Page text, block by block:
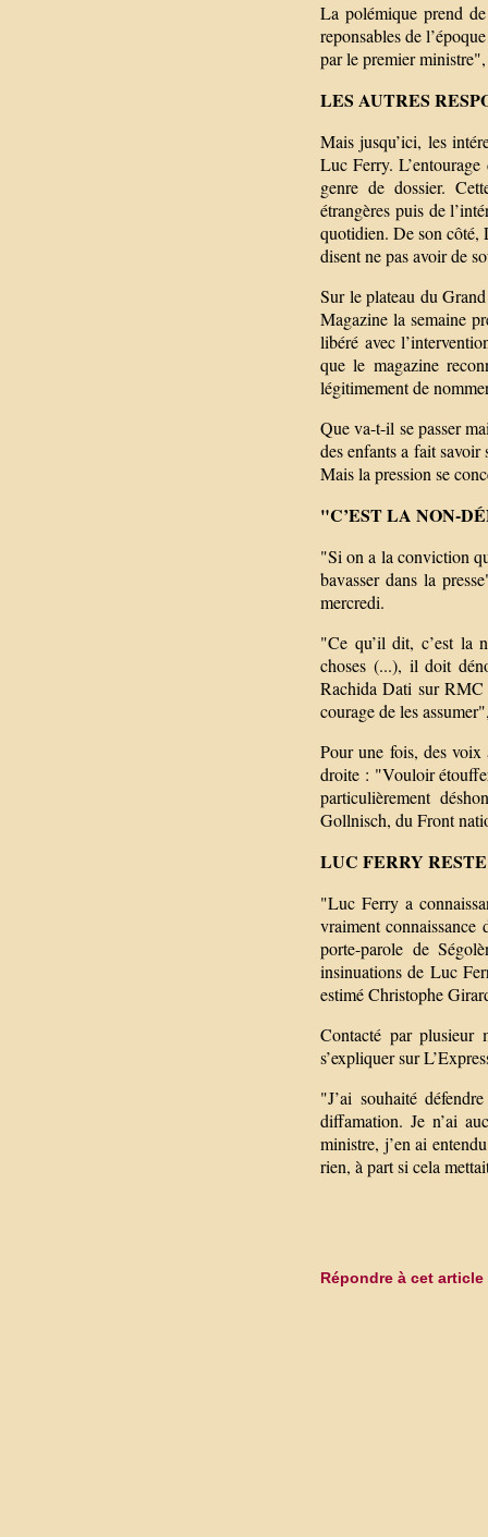
La polémique prend
reponsables de
par le premier
LES AUTRES
Mais jusqu’ici, les
Luc Ferry.
genre de dossier.
étrangères puis de
quotidien. De son côté,
disent ne pas avoir de
Sur le plateau du
Magazine la semaine
libéré avec
que le magazine
légitimement de
Que va-t-il se passer
des enfants a fait
Mais la pression se
"C’EST LA NON-
"Si on a la conviction
bavasser dans la
mercredi.
"Ce qu’il dit, c’est la
choses (...), il doit
Rachida Dati sur
courage de les
Pour une fois, des voix
droite : "Vouloir
particulièrement
Gollnisch, du Front
LUC FERRY
"Luc Ferry a
vraiment
porte-parole de
insinuations de Luc
estimé Christophe
Contacté par plusieur
s’expliquer sur
"J’ai souhaité
diffamation. Je n’ai
ministre, j’en ai
rien, à part si cela
Répondre à cet article